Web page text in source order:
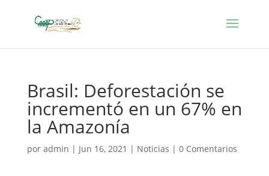
Brasil: Deforestación se
incrementó en un 67% en
la Amazonía
por admin | Jun 16, 2021 | Noticias | 0 Comentarios